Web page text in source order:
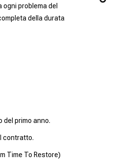
problema del
della durata
primo anno.
contratto.
Time To Restore)